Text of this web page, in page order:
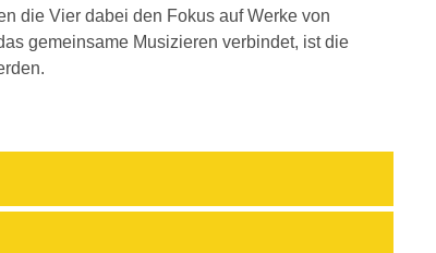
die Vier dabei den Fokus auf Werke von
gemeinsame Musizieren verbindet, ist die